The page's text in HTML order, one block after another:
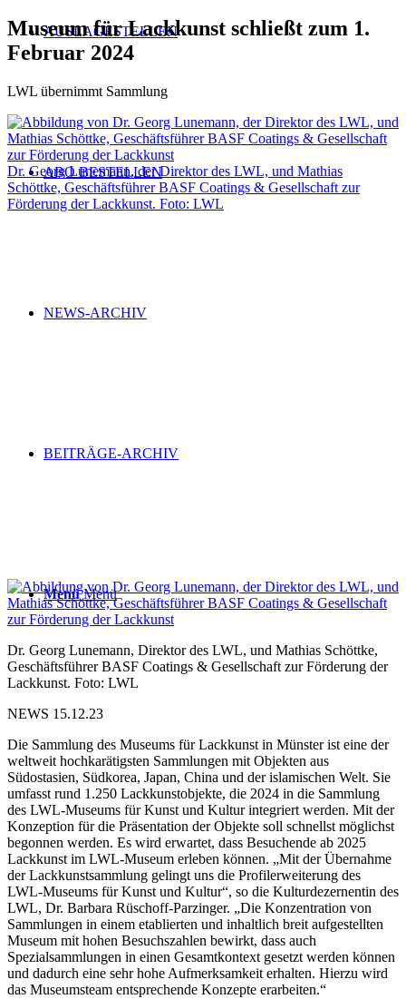
AUSLAGESTELLEN
ABO BESTELLEN
NEWS-ARCHIV
BEITRÄGE-ARCHIV
Menü Menü
Museum für Lackkunst schließt zum 1.
Februar 2024
LWL übernimmt Sammlung
Dr. Georg Lunemann, der Direktor des LWL, und Mathias
Schöttke, Geschäftsführer BASF Coatings & Gesellschaft zur
Förderung der Lackkunst. Foto: LWL
Dr. Georg Lunemann, Direktor des LWL, und Mathias Schöttke,
Geschäftsführer BASF Coatings & Gesellschaft zur Förderung der
Lackkunst. Foto: LWL
NEWS 15.12.23
Die Sammlung des Museums für Lackkunst in Münster ist eine der
weltweit hochkarätigsten Sammlungen mit Objekten aus
Südostasien, Südkorea, Japan, China und der islamischen Welt. Sie
umfasst rund 1.250 Lackkunstobjekte, die 2024 in die Sammlung
des LWL-Museums für Kunst und Kultur integriert werden. Mit der
Konzeption für die Präsentation der Objekte soll schnellst möglichst
begonnen werden. Es wird erwartet, dass Besuchende ab 2025
Lackkunst im LWL-Museum erleben können. „Mit der Übernahme
der Lackkunstsammlung gelingt uns die Profilerweiterung des
LWL-Museums für Kunst und Kultur“, so die Kulturdezernentin des
LWL, Dr. Barbara Rüschoff-Parzinger. „Die Konzentration von
Sammlungen in einem etablierten und inhaltlich breit aufgestellten
Museum mit hohen Besuchszahlen bewirkt, dass auch
Spezialsammlungen in einen Gesamtkontext gesetzt werden können
und dadurch eine sehr hohe Aufmerksamkeit erhalten. Hierzu wird
das Museumsteam entsprechende Konzepte erarbeiten.“